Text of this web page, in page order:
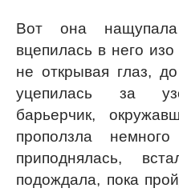
Вот она нащупала
вцепилась в него
не открывая глаз,
уцепилась за
барьерчик,
проползла
приподнялась,
подождала, пока